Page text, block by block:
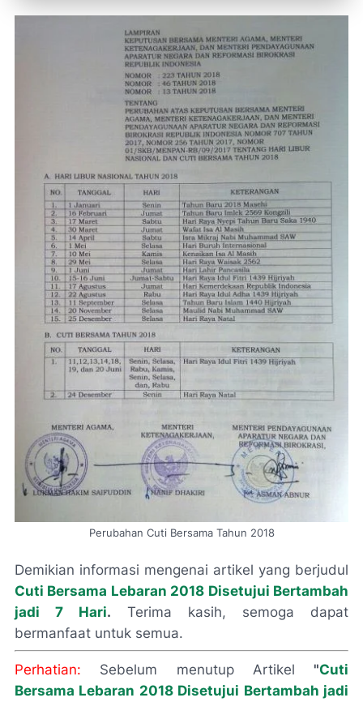
Perubahan Cuti Bersama Tahun 2018
Demikian informasi mengenai artikel yang berjudul
Cuti Bersama Lebaran 2018 Disetujui Bertambah
jadi 7 Hari. Terima kasih, semoga dapat
bermanfaat untuk semua.
Perhatian: Sebelum menutup Artikel "Cuti
Bersama Lebaran 2018 Disetujui Bertambah jadi